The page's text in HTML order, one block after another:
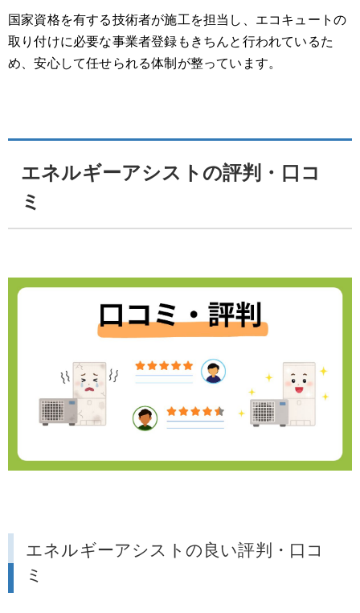
国家資格を有する技術者が施工を担当し、エコキュートの
取り付けに必要な事業者登録もきちんと行われているた
め、安心して任せられる体制が整っています。
エネルギーアシストの評判・口コ
ミ
エネルギーアシストの良い評判・口コ
ミ